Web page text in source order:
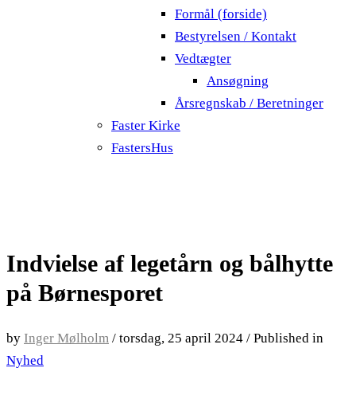
Formål (forside)
Bestyrelsen / Kontakt
Vedtægter
Ansøgning
Årsregnskab / Beretninger
Faster Kirke
FastersHus
Indvielse af legetårn og bålhytte
på Børnesporet
by Inger Mølholm / torsdag, 25 april 2024 / Published in
Nyhed